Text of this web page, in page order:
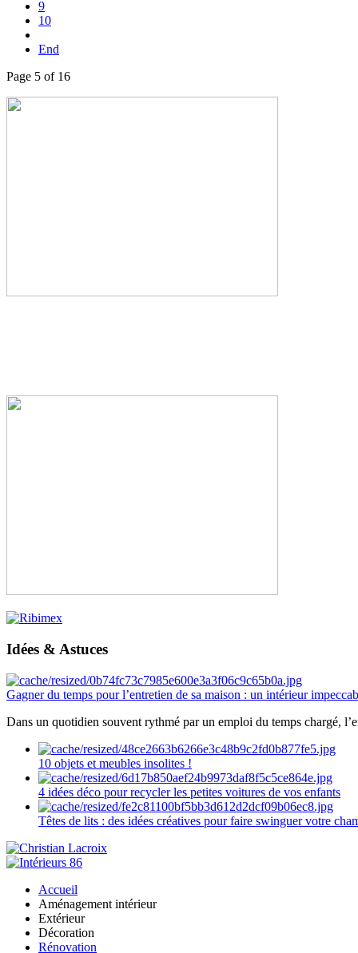
9
10
End
Page 5 of 16
Idées & Astuces
Gagner du temps pour l’entretien de sa maison : un intérieur
Dans un quotidien souvent rythmé par un emploi du temps chargé,
10 objets et meubles insolites !
4 idées déco pour recycler les petites voitures de vos enfants
Têtes de lits : des idées créatives pour faire swinguer votre
Accueil
Aménagement intérieur
Extérieur
Décoration
Rénovation